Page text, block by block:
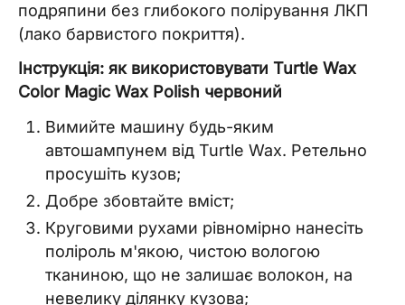
подряпини без глибокого полірування ЛКП
(лако барвистого покриття).
Інструкція: як використовувати Turtle Wax
Color Magic Wax Polish червоний
Вимийте машину будь-яким
автошампунем від Turtle Wax. Ретельно
просушіть кузов;
Добре збовтайте вміст;
Круговими рухами рівномірно нанесіть
поліроль м'якою, чистою вологою
тканиною, що не залишає волокон, на
невелику ділянку кузова;